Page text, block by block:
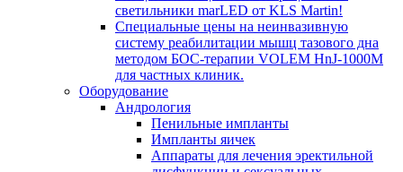
светильники marLED от KLS Martin!
Специальные цены на неинвазивную
систему реабилитации мышц тазового дна
методом БОС-терапии VOLEM HnJ-1000M
для частных клиник.
Оборудование
Андрология
Пенильные импланты
Импланты яичек
Аппараты для лечения эректильной